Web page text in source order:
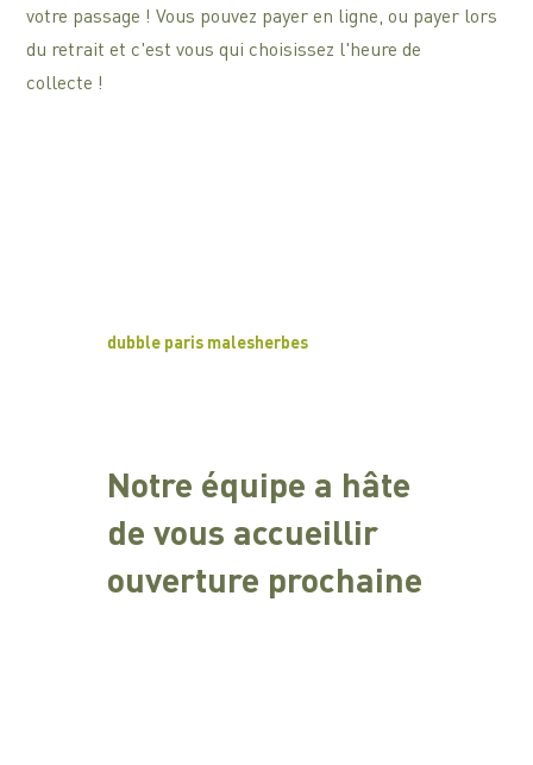
dubble paris malesherbes
Notre équipe a hâte
de vous accueillir
ouverture prochaine
votre passage ! Vous pouvez payer en ligne, ou payer lors
du retrait et c'est vous qui choisissez l'heure de
collecte !